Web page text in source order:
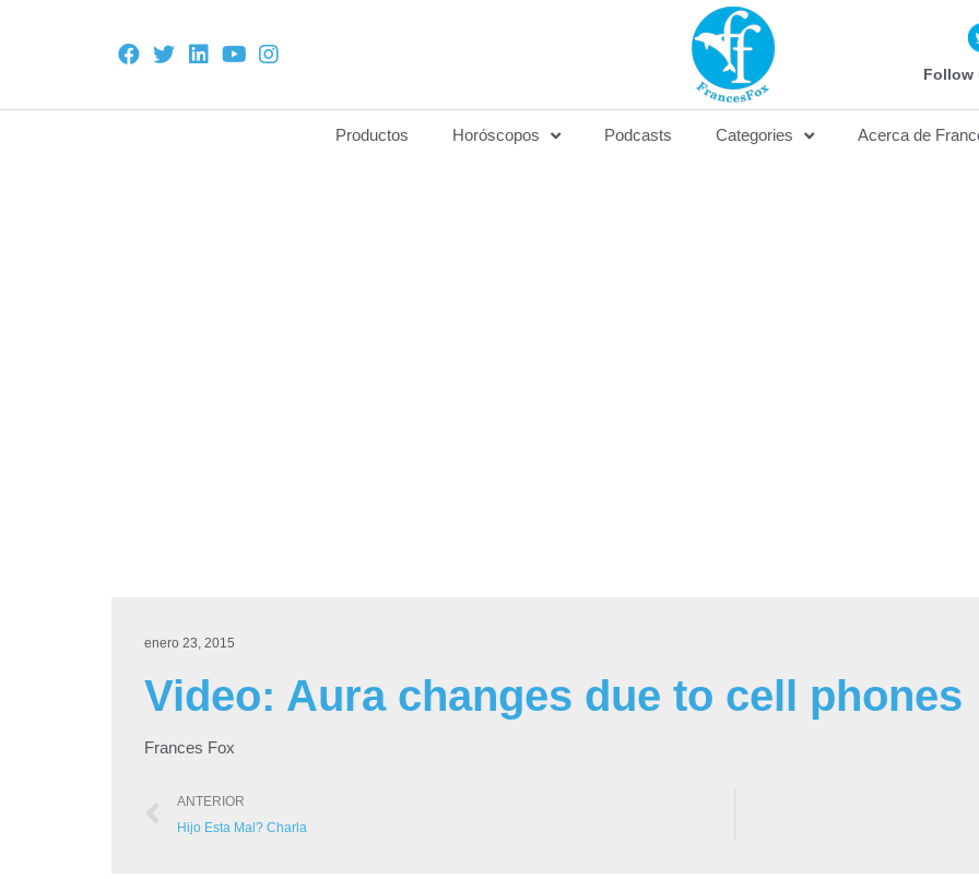
Follow
Productos Horóscopos Podcasts Categories Acerca de
enero 23, 2015
Video: Aura changes due to cell phones
Frances Fox
ANTERIOR
Hijo Esta Mal? Charla